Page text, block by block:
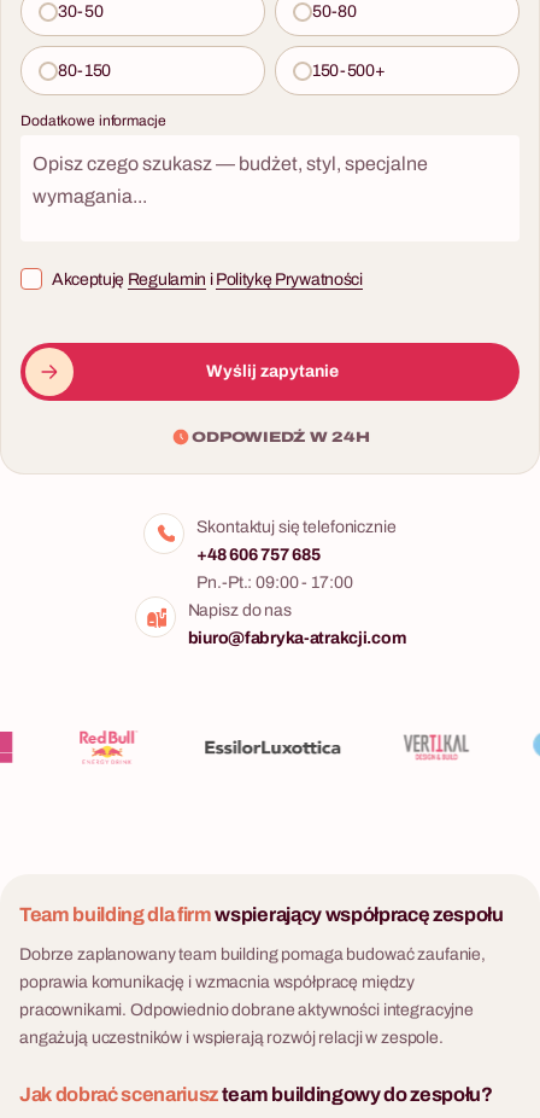
każdego, nie wymaga
żadnych umiejętności na
wejściu i zawsze kończy się w
najlepszy możliwy sposób —
wspólną kolacją z
przygotowanych dań.
30-50 50-80
80-150 150-500+
Dodatkowe informacje
Akceptuję Regulamin i Politykę Prywatności
Wyślij zapytanie
ODPOWIEDŹ W 24H
Skontaktuj się telefonicznie
+48 606 757 685
Pn.-Pt.: 09:00 - 17:00
Napisz do nas
biuro@fabryka-atrakcji.com
Team building dla firmwspierający współpracę zespołu
Dobrze zaplanowany team building pomaga budować zaufanie,
poprawia komunikację i wzmacnia współpracę między
pracownikami. Odpowiednio dobrane aktywności integracyjne
angażują uczestników i wspierają rozwój relacji w zespole.
Jak dobrać scenariuszteam buildingowy do zespołu?